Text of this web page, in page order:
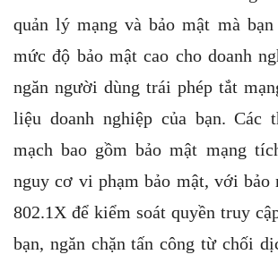
quản lý mạng và bảo mật mà
mức độ bảo mật cao cho doanh
ngăn người dùng trái phép tắt
liệu doanh nghiệp của bạn. Các
mạch bao gồm bảo mật mạng
nguy cơ vi phạm bảo mật, với bảo
802.1X để kiểm soát quyền truy
bạn, ngăn chặn tấn công từ chối